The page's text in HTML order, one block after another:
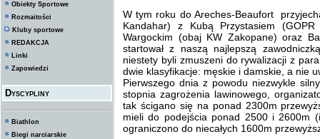
Obiekty Sportowe
Rozmaitości
Kluby sportowe
REDAKCJA
Linki
Zapowiedzi
Dyscypliny
Biathlon
Biegi narciarskie
W tym roku do Areches-Beaufort
Kandahar) z Kubą Przystasiem
Wargockim (obaj KW Zakopane) oraz
startował z naszą najlepszą
niestety byli zmuszeni do rywalizacji z
dwie klasyfikacje: męskie i damskie, a nie
Pierwszego dnia z powodu niezwykle
stopnia zagrożenia lawinowego,
tak ścigano się na ponad 2300m
mieli do podejścia ponad 2500 i 2600m
ograniczono do niecałych 1600m